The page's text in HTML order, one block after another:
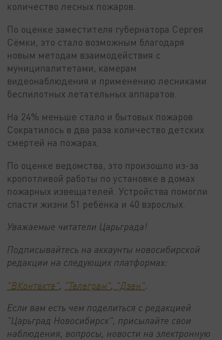
количество лесных пожаров.
По оценке заместителя губернатора Сергея
Сёмки, это стало возможным благодаря
новым методам взаимодействия с
муниципалитетами, камерам
видеонаблюдения и применению лесниками
беспилотных летательных аппаратов.
На 24% меньше стало и бытовых пожаров.
Сократилось в два раза количество детских
смертей на пожарах.
По оценке ведомства, это произошло из-за
кропотливой работы по установке в домах
пожарных извещателей. Устройства помогли
спасти жизни 51 ребёнка и 40 взрослых.
Уважаемые читатели Царьграда!
Подписывайтесь на аккаунты новосибирской
редакции на следующих платформах:
"ВКонтакте" "Телеграм" "Дзен"
Если вам есть чем поделиться с редакцией
"Царьград Новосибирск", присылайте свои
наблюдения, вопросы, новости на электронную